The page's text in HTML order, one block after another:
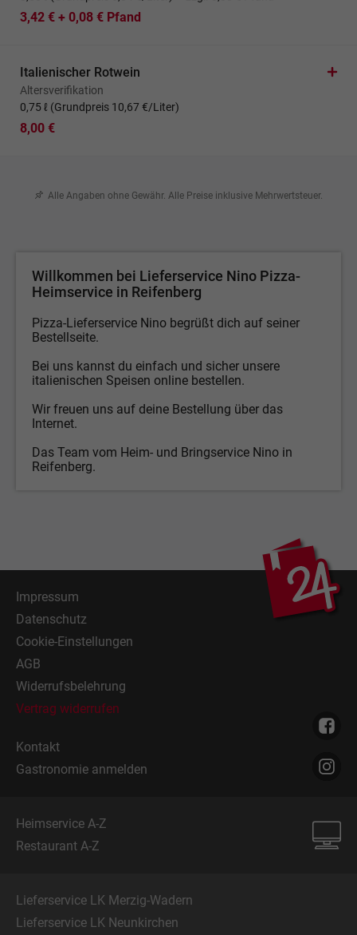
3,42 € + 0,08 € Pfand
Italienischer Rotwein
Altersverifikation
0,75 ℓ (Grundpreis 10,67 €/Liter)
8,00 €
Alle Angaben ohne Gewähr. Alle Preise inklusive Mehrwertsteuer.
Willkommen bei Lieferservice Nino Pizza-
Heimservice in Reifenberg
Pizza-Lieferservice Nino begrüßt dich auf seiner
Bestellseite.
Bei uns kannst du einfach und sicher unsere
italienischen Speisen online bestellen.
Wir freuen uns auf deine Bestellung über das
Internet.
Das Team vom Heim- und Bringservice Nino in
Reifenberg.
Impressum
Datenschutz
Cookie-Einstellungen
AGB
Widerrufsbelehrung
Vertrag widerrufen
Kontakt
Gastronomie anmelden
Heimservice A-Z
Restaurant A-Z
Lieferservice LK Merzig-Wadern
Lieferservice LK Neunkirchen